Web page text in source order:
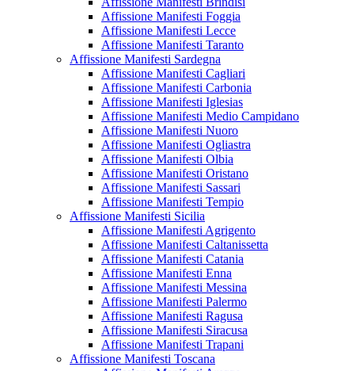
Affissione Manifesti Foggia
Affissione Manifesti Lecce
Affissione Manifesti Taranto
Affissione Manifesti Sardegna
Affissione Manifesti Cagliari
Affissione Manifesti Carbonia
Affissione Manifesti Iglesias
Affissione Manifesti Medio Campidano
Affissione Manifesti Nuoro
Affissione Manifesti Ogliastra
Affissione Manifesti Olbia
Affissione Manifesti Oristano
Affissione Manifesti Sassari
Affissione Manifesti Tempio
Affissione Manifesti Sicilia
Affissione Manifesti Agrigento
Affissione Manifesti Caltanissetta
Affissione Manifesti Catania
Affissione Manifesti Enna
Affissione Manifesti Messina
Affissione Manifesti Palermo
Affissione Manifesti Ragusa
Affissione Manifesti Siracusa
Affissione Manifesti Trapani
Affissione Manifesti Toscana